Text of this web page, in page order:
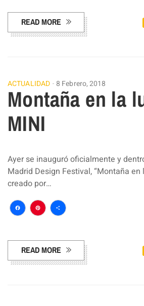
READ MORE
ACTUALIDAD 8 Febrero, 2018
Montaña en la
MINI
Ayer se inauguró oficialmente y
Madrid Design Festival, “Montaña en
creado por…
Facebook
Pinterest
Compartir
READ MORE